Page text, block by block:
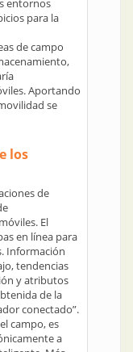
entornos
para la
de campo
Aportando
se
los
de
El
en línea para
Información
tendencias
y atributos
de la
conectado”.
campo, es
a